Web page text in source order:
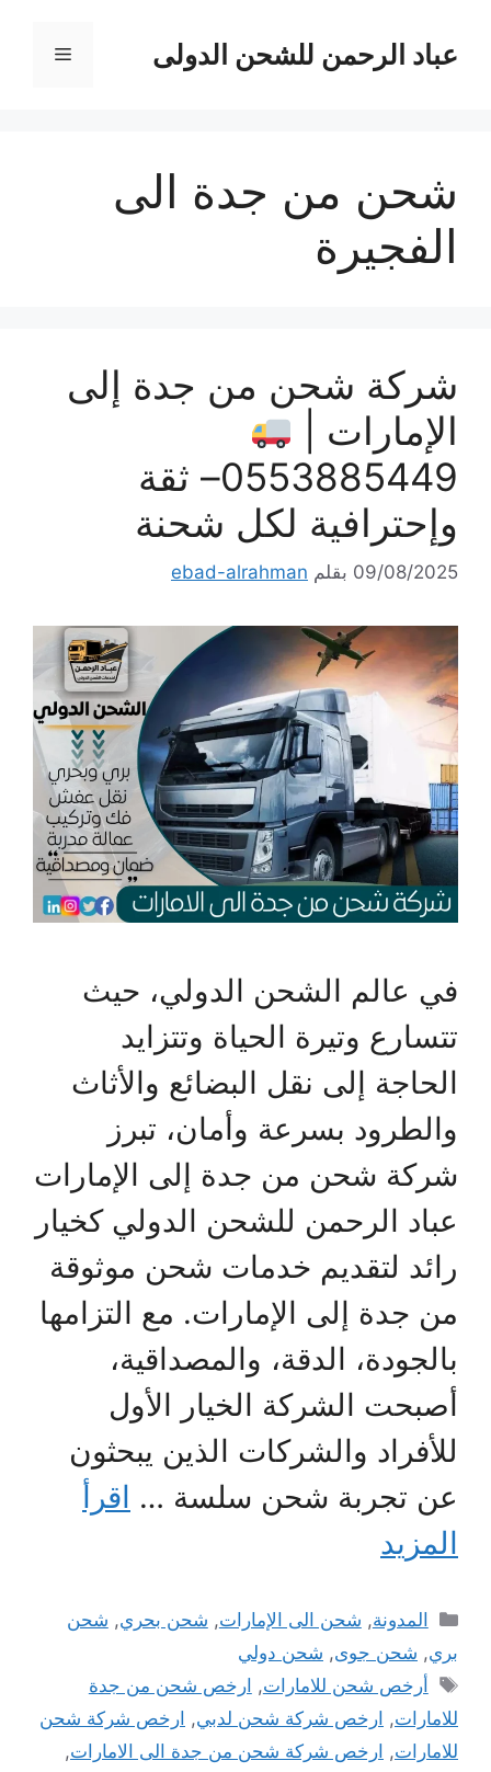
المحتوىعباد الرحمن للشحن الدولى القائمة
شحن من جدة الى
الفجيرة
شركة شحن من جدة إلى
الإمارات |
0553885449– ثقة
وإحترافية لكل شحنة
09/08/2025 بقلم ebad-alrahman
في عالم الشحن الدولي، حيث
تتسارع وتيرة الحياة وتتزايد
الحاجة إلى نقل البضائع والأثاث
والطرود بسرعة وأمان، تبرز
شركة شحن من جدة إلى الإمارات
عباد الرحمن للشحن الدولي كخيار
رائد لتقديم خدمات شحن موثوقة
من جدة إلى الإمارات. مع التزامها
بالجودة، الدقة، والمصداقية،
أصبحت الشركة الخيار الأول
للأفراد والشركات الذين يبحثون
عن تجربة شحن سلسة … اقرأ
المزيد
التصنيفات
المدونة, شحن الى الإمارات, شحن بحري, شحن
بري, شحن جوى, شحن دولي
الوسوم
أرخص شحن للامارات, ارخص شحن من جدة
للامارات, ارخص شركة شحن لدبي, ارخص شركة شحن
للامارات, ارخص شركة شحن من جدة الى الامارات,